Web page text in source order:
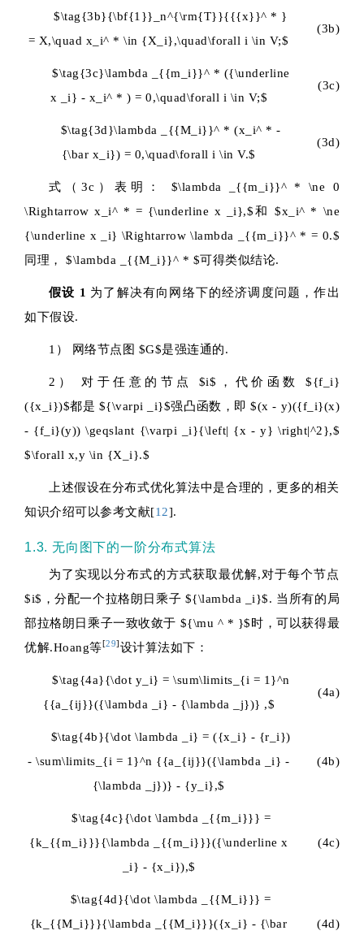
$\tag{3b}{\bf{1}}_n^{\rm{T}}{{{x}}^ * }
= X,\quad x_i^ * \in {X_i},\quad\forall i \in V;$
(3b)
$\tag{3c}\lambda _{{m_i}}^ * ({\underline
x _i} - x_i^ * ) = 0,\quad\forall i \in V;$
(3c)
$\tag{3d}\lambda _{{M_i}}^ * (x_i^ * -
{\bar x_i}) = 0,\quad\forall i \in V.$
(3d)
式（3c）表明： $\lambda _{{m_i}}^ * \ne 0
\Rightarrow x_i^ * = {\underline x _i},$和$x_i^ * \ne
{\underline x _i} \Rightarrow \lambda _{{m_i}}^ * = 0.$
同理， $\lambda _{{M_i}}^ * $可得类似结论.
假设 1 为了解决有向网络下的经济调度问题，作出
如下假设.
1） 网络节点图 $G$是强连通的.
2） 对于任意的节点 $i$ ，代价函数${f_i}
({x_i})$都是 ${\varpi _i}$强凸函数，即$(x - y)({f_i}(x)
- {f_i}(y)) \geqslant {\varpi _i}{\left| {x - y} \right|^2},$
$\forall x,y \in {X_i}.$
上述假设在分布式优化算法中是合理的，更多的相关
知识介绍可以参考文献[12].
1.3. 无向图下的一阶分布式算法
为了实现以分布式的方式获取最优解,对于每个节点
$i$ ，分配一个拉格朗日乘子 ${\lambda _i}$. 当所有的局
部拉格朗日乘子一致收敛于 ${\mu ^ * }$ 时，可以获得最
优解.Hoang等[29]设计算法如下：
$\tag{4a}{\dot y_i} = \sum\limits_{i = 1}^n
{{a_{ij}}({\lambda _i} - {\lambda _j})} ,$
(4a)
$\tag{4b}{\dot \lambda _i} = ({x_i} - {r_i})
- \sum\limits_{i = 1}^n {{a_{ij}}({\lambda _i} -
{\lambda _j})} - {y_i},$
(4b)
$\tag{4c}{\dot \lambda _{{m_i}}} =
{k_{{m_i}}}{\lambda _{{m_i}}}({\underline x
_i} - {x_i}),$
(4c)
$\tag{4d}{\dot \lambda _{{M_i}}} =
{k_{{M_i}}}{\lambda _{{M_i}}}({x_i} - {\bar
(4d)